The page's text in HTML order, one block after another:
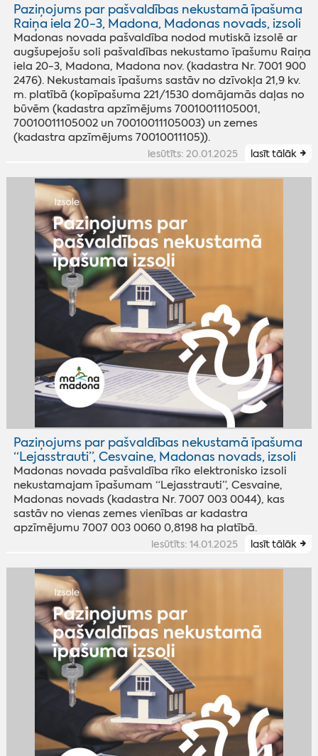
Paziņojums par pašvaldības nekustamā īpašuma
Raiņa iela 20-3, Madona, Madonas novads, izsoli
Madonas novada pašvaldība nodod mutiskā izsolē ar
augšupejošu soli pašvaldības nekustamo īpašumu Raiņa
iela 20-3, Madona, Madona nov. (kadastra Nr. 7001 900
2476). Nekustamais īpašums sastāv no dzīvokļa 21,9 kv.
m. platībā (kopīpašuma 221/1530 domājamās daļas no
būvēm (kadastra apzīmējums 70010011105001,
70010011105002 un 70010011105003) un zemes
(kadastra apzīmējums 70010011105)).
iesūtīts: 20.01.2025 lasīt tālāk
Paziņojums par pašvaldības nekustamā īpašuma
“Lejasstrauti”, Cesvaine, Madonas novads, izsoli
Madonas novada pašvaldība rīko elektronisko izsoli
nekustamajam īpašumam “Lejasstrauti”, Cesvaine,
Madonas novads (kadastra Nr. 7007 003 0044), kas
sastāv no vienas zemes vienības ar kadastra
apzīmējumu 7007 003 0060 0,8198 ha platībā.
iesūtīts: 14.01.2025 lasīt tālāk